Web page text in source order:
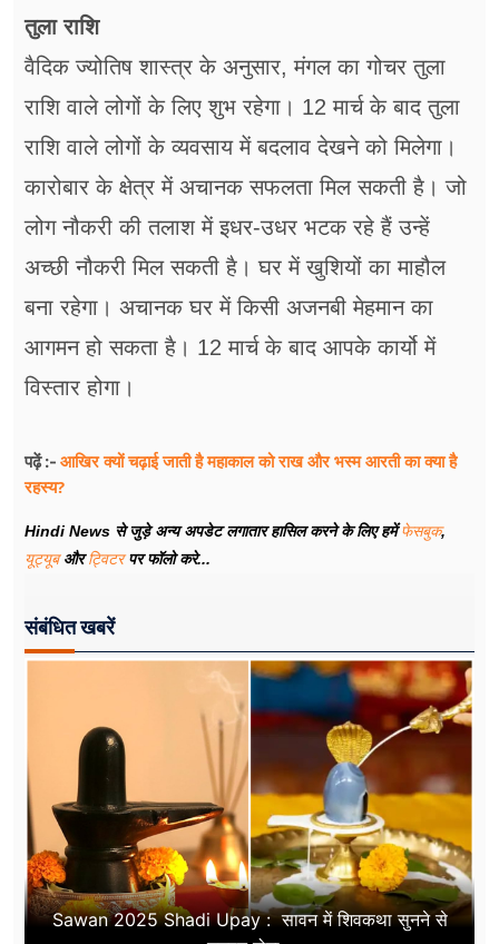
तुला राशि
वैदिक ज्योतिष शास्त्र के अनुसार, मंगल का गोचर तुला
राशि वाले लोगों के लिए शुभ रहेगा। 12 मार्च के बाद तुला
राशि वाले लोगों के व्यवसाय में बदलाव देखने को मिलेगा।
कारोबार के क्षेत्र में अचानक सफलता मिल सकती है। जो
लोग नौकरी की तलाश में इधर-उधर भटक रहे हैं उन्हें
अच्छी नौकरी मिल सकती है। घर में खुशियों का माहौल
बना रहेगा। अचानक घर में किसी अजनबी मेहमान का
आगमन हो सकता है। 12 मार्च के बाद आपके कार्यो में
विस्तार होगा।
पढ़ें :- आखिर क्यों चढ़ाई जाती है महाकाल को राख और भस्म आरती का क्या है
रहस्य?
Hindi News से जुड़े अन्य अपडेट लगातार हासिल करने के लिए हमेंफेसबुक,
यूट्यूबऔरट्विटरपर फॉलो करे...
संबंधित खबरें
Sawan 2025 Shadi Upay : सावन में शिवकथा सुनने से